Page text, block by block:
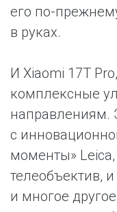
его по-
в руках.
И Xiaomi 17T
комплексные
направлениям.
с
моменты»
телеобъектив,
и многое